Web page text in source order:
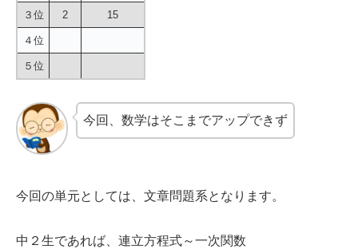
３位 2 15
４位
５位
今回、数学はそこまでアップできず
今回の単元としては、文章問題系となります。
中２生であれば、連立方程式～一次関数